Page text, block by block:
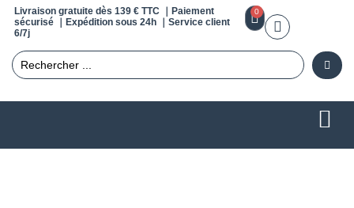
Livraison gratuite dès 139 € TTC ｜Paiement
sécurisé ｜Expédition sous 24h ｜Service client
6/7j
0